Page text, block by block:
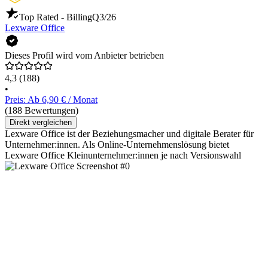
Top Rated - BillingQ3/26
Lexware Office
Dieses Profil wird vom Anbieter betrieben
4,3 (188)
•
Preis: Ab 6,90 € / Monat
(188 Bewertungen)
Direkt vergleichen
Lexware Office ist der Beziehungsmacher und digitale Berater für
Unternehmer:innen. Als Online-Unternehmenslösung bietet
Lexware Office Kleinunternehmer:innen je nach Versionswahl